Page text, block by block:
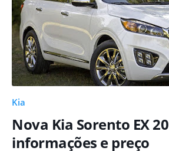
Kia
Nova Kia Sorento EX
informações e preço